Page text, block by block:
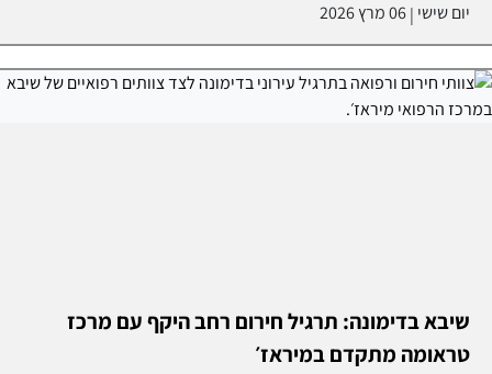
יום שישי |06 מרץ 2026
שיבא בדימונה: תרגיל חירום רחב היקף עם מרכז
טראומה מתקדם במיראז׳